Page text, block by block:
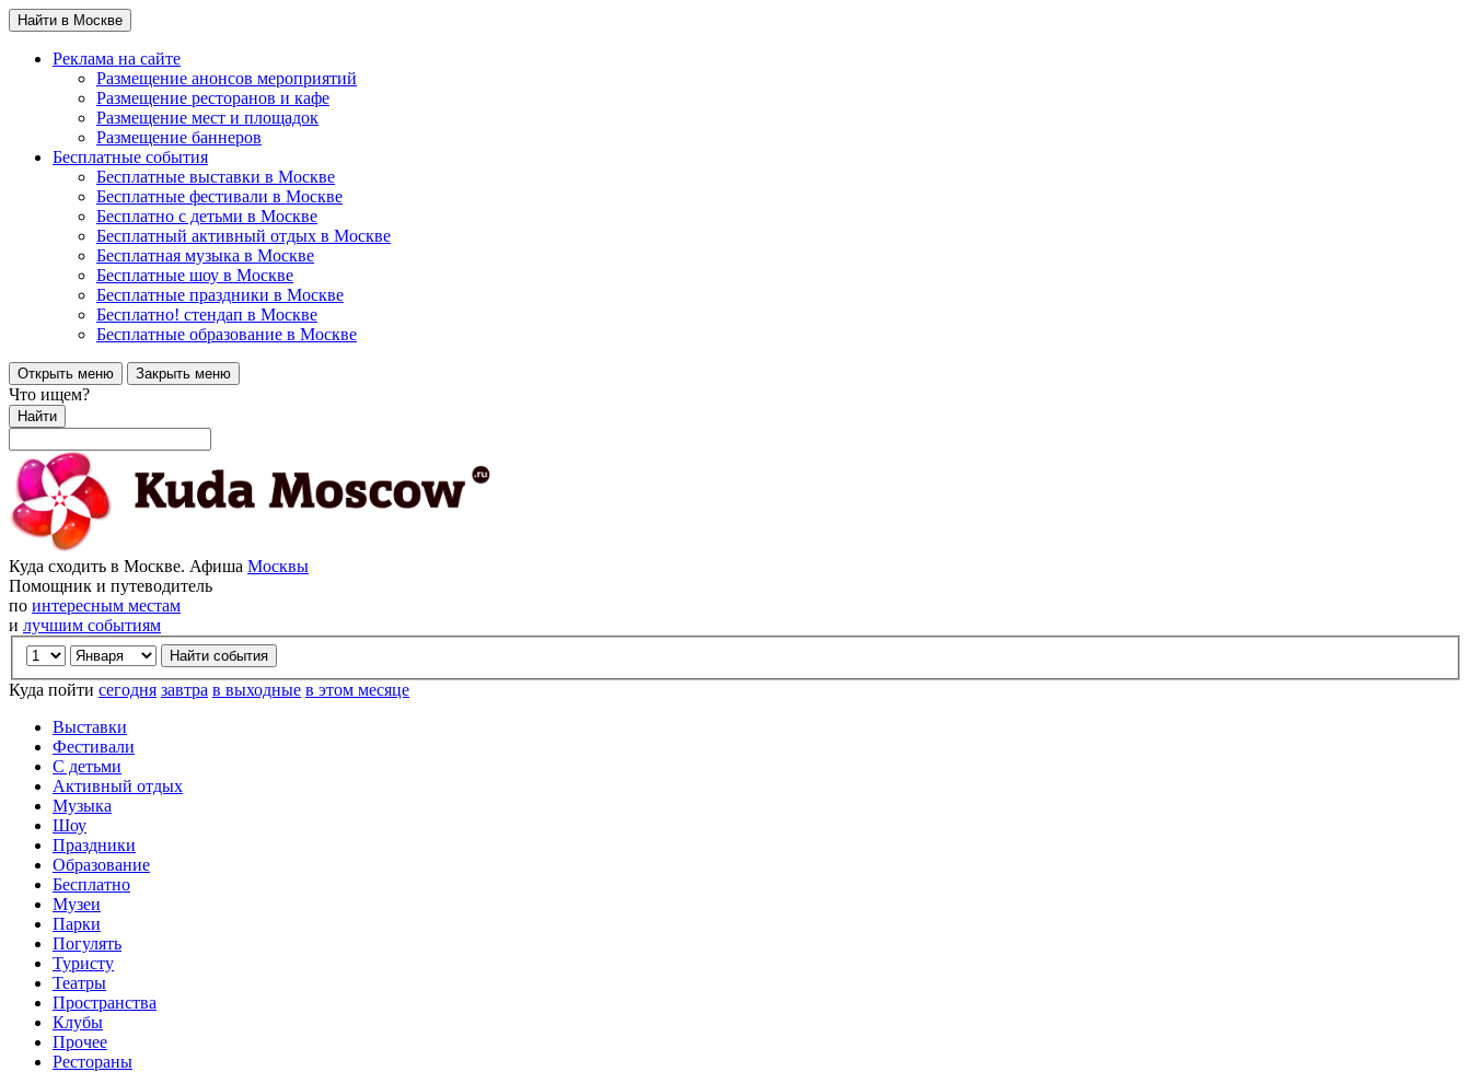
Найти в Москве
Реклама на сайте
Размещение анонсов мероприятий
Размещение ресторанов и кафе
Размещение мест и площадок
Размещение баннеров
Бесплатные события
Бесплатные выставки в Москве
Бесплатные фестивали в Москве
Бесплатно с детьми в Москве
Бесплатный активный отдых в Москве
Бесплатная музыка в Москве
Бесплатные шоу в Москве
Бесплатные праздники в Москве
Бесплатно! стендап в Москве
Бесплатные образование в Москве
Открыть меню Закрыть меню
Что ищем?
Найти
Куда сходить в Москве. Афиша Москвы
Помощник и путеводитель
по интересным местам
и лучшим событиям
Куда пойти сегодня завтра в выходные в этом месяце
Выставки
Фестивали
С детьми
Активный отдых
Музыка
Шоу
Праздники
Образование
Бесплатно
Музеи
Парки
Погулять
Туристу
Театры
Пространства
Клубы
Прочее
Рестораны